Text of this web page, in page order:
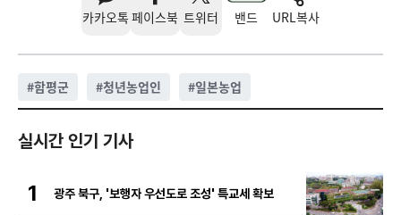
카카오톡 페이스북 트위터 밴드 URL복사
#함평군 #청년농업인 #일본농업
실시간 인기 기사
1 광주 북구, '보행자 우선도로 조성' 특교세 확보